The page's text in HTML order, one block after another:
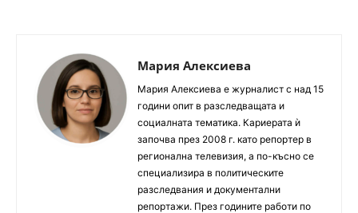
Мария Алексиева
Мария Алексиева е журналист с над 15
години опит в разследващата и
социалната тематика. Кариерата ѝ
започва през 2008 г. като репортер в
регионална телевизия, а по-късно се
специализира в политическите
разследвания и документални
репортажи. През годините работи по